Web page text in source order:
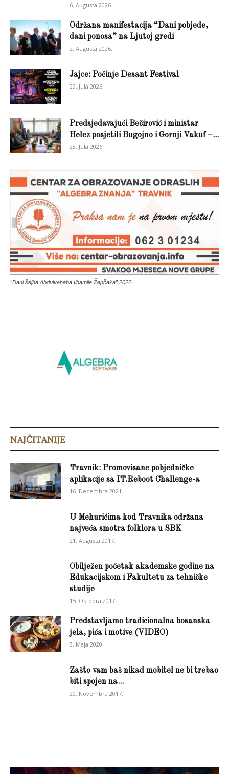
6. Augusta 2026.
Održana manifestacija “Dani pobjede,
dani ponosa” na Ljutoj gredi
2. Augusta 2026.
Jajce: Počinje Desant Festival
29. Jula 2026.
Predsjedavajući Bečirović i ministar
Helez posjetili Bugojno i Gornji Vakuf –...
28. Jula 2026.
“Dani šejha Abdulvehaba Ilhamije Žepčaka” 2022
NAJČITANIJE
Travnik: Promovisane pobjedničke
aplikacije sa IT.Reboot Challenge-a
16. Decembra 2021.
U Mehurićima kod Travnika održana
najveća smotra folklora u SBK
21. Augusta 2017.
Obilježen početak akademske godine na
Edukacijskom i Fakultetu za tehničke
studije
15. Oktobra 2017.
Predstavljamo tradicionalna bosanska
jela, pića i motive (VIDEO)
3. Maja 2020.
Zašto vam baš nikad mobitel ne bi trebao
biti spojen na...
20. Novembra 2017.